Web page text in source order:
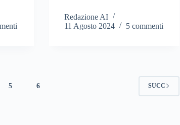
Redazione AI
11 Agosto 2024
5 commenti
5 6 SUCC